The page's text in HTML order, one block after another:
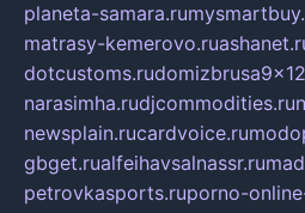
planeta-samara.ru
matrasy-kemerovo.ru
dotcustoms.ru
narasimha.rudjcommodities.ru
newsplain.rucardvoice.ru
gbget.rualfeihavsalnassr.ru
petrovkasports.ruporno-